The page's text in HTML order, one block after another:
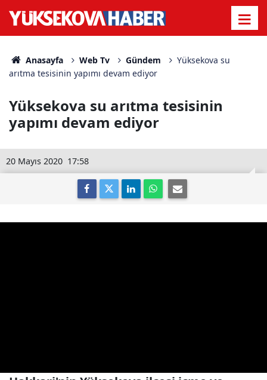
Anasayfa Web Tv Gündem
Yüksekova su
arıtma tesisinin yapımı devam ediyor
Yüksekova su arıtma tesisinin
yapımı devam ediyor
17:58
20 Mayıs 2020